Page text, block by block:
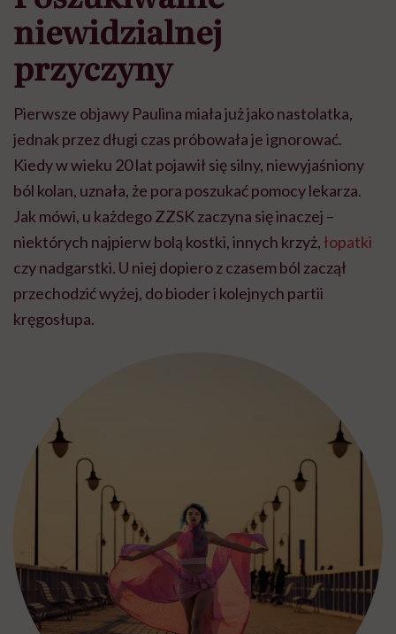
niewidzialnej
przyczyny
Pierwsze objawy Paulina miała już jako nastolatka,
jednak przez długi czas próbowała je ignorować.
Kiedy w wieku 20 lat pojawił się silny, niewyjaśniony
ból kolan, uznała, że pora poszukać pomocy lekarza.
Jak mówi, u każdego ZZSK zaczyna się inaczej –
niektórych najpierw bolą kostki, innych krzyż,łopatki
czy nadgarstki. U niej dopiero z czasem ból zaczął
przechodzić wyżej, do bioder i kolejnych partii
kręgosłupa.